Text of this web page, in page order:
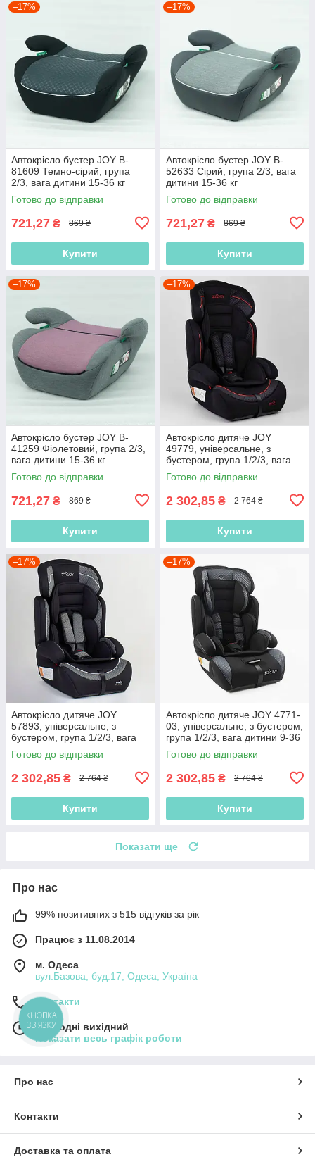
–17%
Автокрісло бустер JOY B-
81609 Темно-сірий, група
2/3, вага дитини 15-36 кг
Готово до відправки
721,27 ₴ 869 ₴
Купити
–17%
Автокрісло бустер JOY B-
52633 Сірий, група 2/3, вага
дитини 15-36 кг
Готово до відправки
721,27 ₴ 869 ₴
Купити
–17%
Автокрісло бустер JOY B-
41259 Фіолетовий, група 2/3,
вага дитини 15-36 кг
Готово до відправки
721,27 ₴ 869 ₴
Купити
–17%
Автокрісло дитяче JOY
49779, універсальне, з
бустером, група 1/2/3, вага
дитини 9-36 кг
Готово до відправки
2 302,85 ₴ 2 764 ₴
Купити
–17%
Автокрісло дитяче JOY
57893, універсальне, з
бустером, група 1/2/3, вага
дитини 9-36 кг
Готово до відправки
2 302,85 ₴ 2 764 ₴
Купити
–17%
Автокрісло дитяче JOY 4771-
03, універсальне, з бустером,
група 1/2/3, вага дитини 9-36
кг
Готово до відправки
2 302,85 ₴ 2 764 ₴
Купити
Показати ще
Про нас
99% позитивних з 515 відгуків за рік
Працює з 11.08.2014
м. Одеса
вул.Базова, буд.17, Одеса, Україна
Контакти
Сьогодні вихідний
Показати весь графік роботи
Про нас
Контакти
Доставка та оплата
КНОПКА
ЗВ'ЯЗКУ